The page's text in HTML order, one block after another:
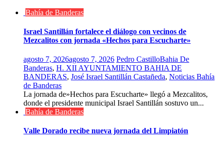
Bahía de Banderas
Israel Santillán fortalece el diálogo con vecinos de
Mezcalitos con jornada «Hechos para Escucharte»
agosto 7, 2026agosto 7, 2026 Pedro CastilloBahia De
Banderas, H. XII AYUNTAMIENTO BAHIA DE
BANDERAS, José Israel Santillán Castañeda, Noticias Bahía
de Banderas
La jornada de»Hechos para Escucharte» llegó a Mezcalitos,
donde el presidente municipal Israel Santillán sostuvo un...
Bahía de Banderas
Valle Dorado recibe nueva jornada del Limpiatón